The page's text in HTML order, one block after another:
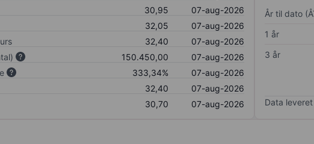
30,95
07-aug-2026
32,05
07-aug-2026
32,40
07-aug-2026
150.450,00
07-aug-2026
333,34%
07-aug-2026
32,40
07-aug-2026
30,70 07-aug-2026
År til dato
1 år
3 år
Data